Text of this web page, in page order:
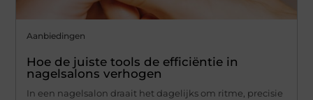
Aanbiedingen
Hoe de juiste tools de efficiëntie in
nagelsalons verhogen
In een nagelsalon draait het dagelijks om ritme, precisie